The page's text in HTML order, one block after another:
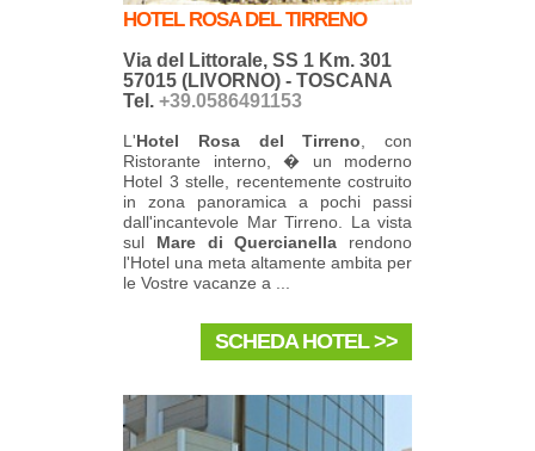
HOTEL ROSA DEL TIRRENO
Via del Littorale, SS 1 Km. 301
57015 (LIVORNO) - TOSCANA
Tel. +39.0586491153
L'Hotel Rosa del Tirreno , con
Ristorante interno, � un moderno
Hotel 3 stelle, recentemente costruito
in zona panoramica a pochi passi
dall'incantevole Mar Tirreno. La vista
sul Mare di Quercianella rendono
l'Hotel una meta altamente ambita per
le Vostre vacanze a ...
SCHEDA HOTEL >>